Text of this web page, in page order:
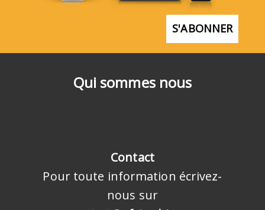
Qui sommes nous
Contact
Pour toute information écrivez-
nous sur
S'ABONNER